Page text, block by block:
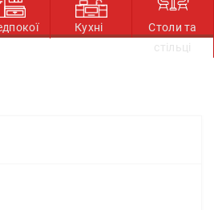
Кухні
Столи та
стільці